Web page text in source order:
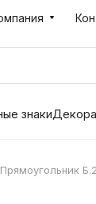
знаки
Прямоугольник